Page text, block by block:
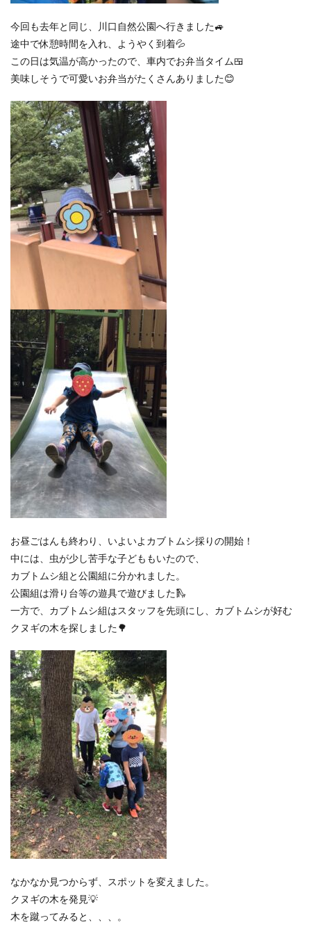
今回も去年と同じ、川口自然公園へ行きました🚙
途中で休憩時間を入れ、ようやく到着💦
この日は気温が高かったので、車内でお弁当タイム🍱
美味しそうで可愛いお弁当がたくさんありました😊
お昼ごはんも終わり、いよいよカブトムシ採りの開始！
中には、虫が少し苦手な子どももいたので、
カブトムシ組と公園組に分かれました。
公園組は滑り台等の遊具で遊びました🛝
一方で、カブトムシ組はスタッフを先頭にし、カブトムシが好む
クヌギの木を探しました🌳
なかなか見つからず、スポットを変えました。
クヌギの木を発見💡
木を蹴ってみると、、、。